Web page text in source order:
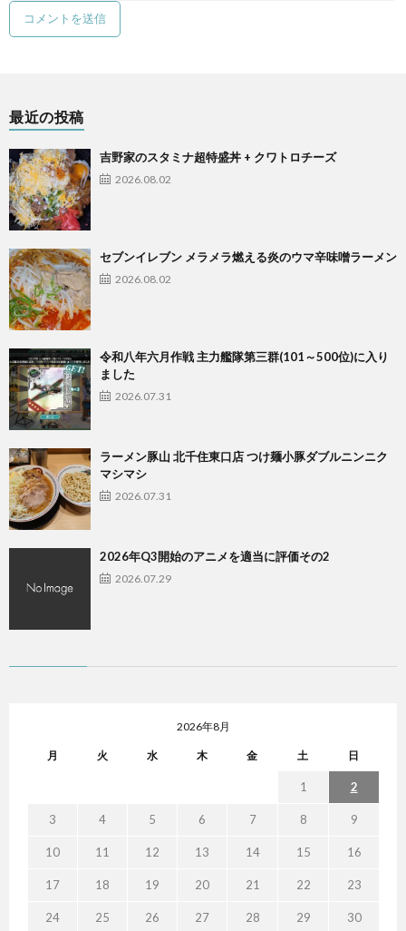
最近の投稿
吉野家のスタミナ超特盛丼 + クワトロチーズ
2026.08.02
セブンイレブン メラメラ燃える炎のウマ辛味噌ラーメン
2026.08.02
令和八年六月作戦 主力艦隊第三群(101～500位)に入り
ました
2026.07.31
ラーメン豚山 北千住東口店 つけ麺小豚ダブルニンニク
マシマシ
2026.07.31
2026年Q3開始のアニメを適当に評価その2
2026.07.29
2026年8月
月 火 水 木 金 土 日
1 2
3 4 5 6 7 8 9
10 11 12 13 14 15 16
17 18 19 20 21 22 23
24 25 26 27 28 29 30